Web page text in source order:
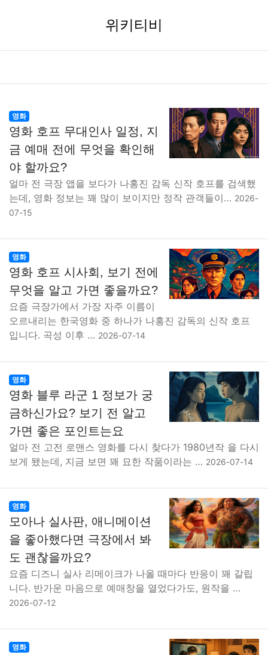
위키티비
영화
영화 호프 무대인사 일정, 지
금 예매 전에 무엇을 확인해
야 할까요?
얼마 전 극장 앱을 보다가 나홍진 감독 신작 호프를 검색했
는데, 영화 정보는 꽤 많이 보이지만 정작 관객들이… 2026-
07-15
영화
영화 호프 시사회, 보기 전에
무엇을 알고 가면 좋을까요?
요즘 극장가에서 가장 자주 이름이
오르내리는 한국영화 중 하나가 나홍진 감독의 신작 호프
입니다. 곡성 이후 … 2026-07-14
영화
영화 블루 라군 1 정보가 궁
금하신가요? 보기 전 알고
가면 좋은 포인트는요
얼마 전 고전 로맨스 영화를 다시 찾다가 1980년작 을 다시
보게 됐는데, 지금 보면 꽤 묘한 작품이라는 … 2026-07-14
영화
모아나 실사판, 애니메이션
을 좋아했다면 극장에서 봐
도 괜찮을까요?
요즘 디즈니 실사 리메이크가 나올 때마다 반응이 꽤 갈립
니다. 반가운 마음으로 예매창을 열었다가도, 원작을 …
2026-07-12
영화